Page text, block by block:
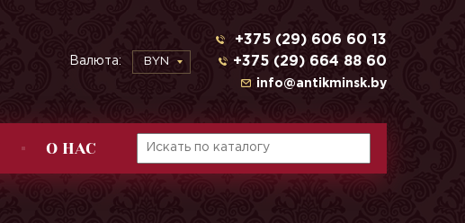
Валюта: BYN
+375 (29) 606 60 13
+375 (29) 664 88 60
info@antikminsk.by
О НАС